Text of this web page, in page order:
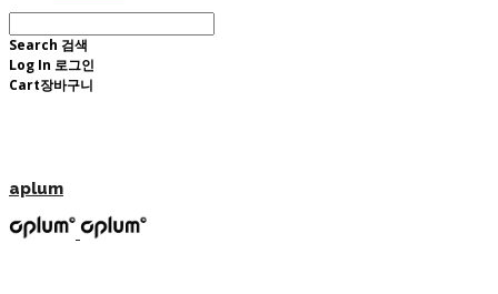
Search 검색
Log In 로그인
Cart장바구니
aplum